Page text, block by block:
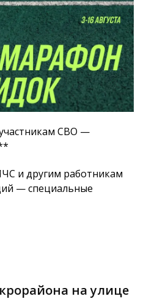
СВО —
и другим работникам
— специальные
на улице